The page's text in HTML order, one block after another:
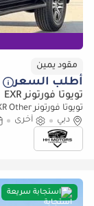
مقود يمين
أطلب السعر
تويوتا فورتونر EXR
تويوتا فورتونر EXR Other (للتصدير فقط)
دبي
أخرى
استجابة سريعة